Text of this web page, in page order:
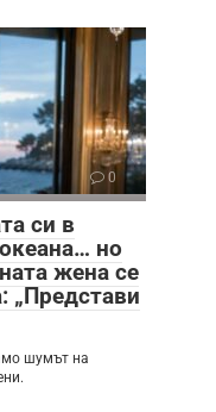
0
си в
но
жена се
„Представи
шумът на